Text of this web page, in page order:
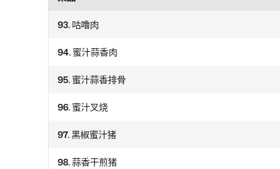
93.咕噜肉
94.蜜汁蒜香肉
95.蜜汁蒜香排骨
96.蜜汁叉烧
97.黑椒蜜汁猪
98.蒜香干煎猪